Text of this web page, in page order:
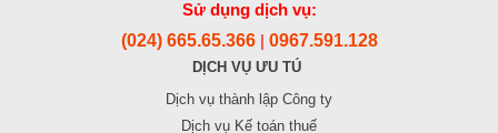
Sử dụng dịch vụ:
(024) 665.65.366 0967.591.128
DỊCH VỤ ƯU TÚ
Dịch vụ thành lập Công ty
Dịch vụ Kế toán thuế